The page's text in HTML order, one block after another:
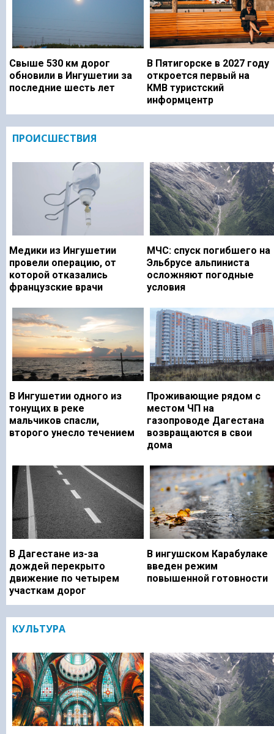
Свыше 530 км дорог
обновили в Ингушетии за
последние шесть лет
В Пятигорске в 2027 году
откроется первый на
КМВ туристский
информцентр
ПРОИСШЕСТВИЯ
Медики из Ингушетии
провели операцию, от
которой отказались
французские врачи
МЧС: спуск погибшего на
Эльбрусе альпиниста
осложняют погодные
условия
В Ингушетии одного из
тонущих в реке
мальчиков спасли,
второго унесло течением
Проживающие рядом с
местом ЧП на
газопроводе Дагестана
возвращаются в свои
дома
В Дагестане из-за
дождей перекрыто
движение по четырем
участкам дорог
В ингушском Карабулаке
введен режим
повышенной готовности
КУЛЬТУРА